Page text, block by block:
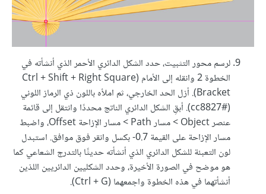
لرسم محور التثبيت، حدد الشكل الدائري الأحمر الذي أنشأته في
الخطوة 2 وانقله إلى الأمام (Ctrl + Shift + Right Square
Bracket). أزل الحد الخارجي، ثم املأه باللون ذي الرماز اللوني
(#cc8827). أبقِ الشكل الدائري الناتج محددًا وانتقل إلى قائمة
عنصر Object > مسار Path > مسار الإزاحة Offset، واضبط
مسار الإزاحة على القيمة 0.7- بكسل وانقر فوق موافق. استبدل
لون التعبئة للشكل الدائري الذي أنشأته حديثًا بالتدرج الشعاعي كما
هو موضح في الصورة الأخيرة، وحدد الشكليين الدائريين اللذين
أنشأتهما في هذه الخطوة واجمعهما (Ctrl + G).